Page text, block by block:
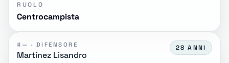
RUOLO
Centrocampista
#— · DIFENSORE
Martínez Lisandro
28 ANNI